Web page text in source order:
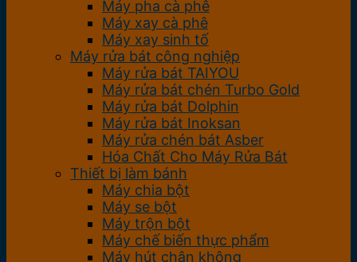
Máy pha cà phê
Máy xay cà phê
Máy xay sinh tố
Máy rửa bát công nghiệp
Máy rửa bát TAIYOU
Máy rửa bát chén Turbo Gold
Máy rửa bát Dolphin
Máy rửa bát Inoksan
Máy rửa chén bát Asber
Hóa Chất Cho Máy Rửa Bát
Thiết bị làm bánh
Máy chia bột
Máy se bột
Máy trộn bột
Máy chế biến thực phẩm
Máy hút chân không